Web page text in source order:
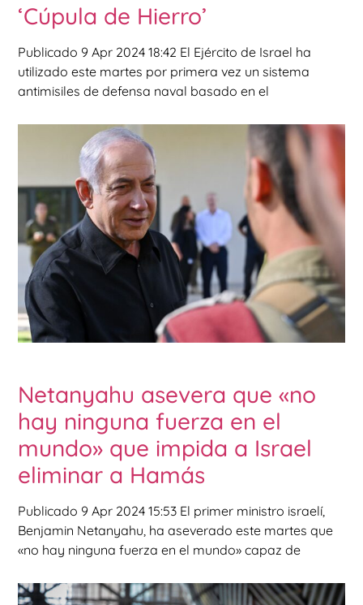
‘Cúpula de Hierro’
Publicado 9 Apr 2024 18:42 El Ejército de Israel ha
utilizado este martes por primera vez un sistema
antimisiles de defensa naval basado en el
Netanyahu asevera que «no
hay ninguna fuerza en el
mundo» que impida a Israel
eliminar a Hamás
Publicado 9 Apr 2024 15:53 El primer ministro israelí,
Benjamin Netanyahu, ha aseverado este martes que
«no hay ninguna fuerza en el mundo» capaz de